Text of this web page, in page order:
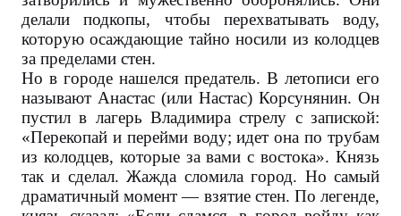
делали подкопы, чтобы перехватывать воду,
которую осаждающие тайно носили из колодцев
за пределами стен.
Но в городе нашелся предатель. В летописи его
называют Анастас (или Настас) Корсунянин. Он
пустил в лагерь Владимира стрелу с запиской:
«Перекопай и перейми воду; идет она по трубам
из колодцев, которые за вами с востока». Князь
так и сделал. Жажда сломила город. Но самый
драматичный момент — взятие стен. По легенде,